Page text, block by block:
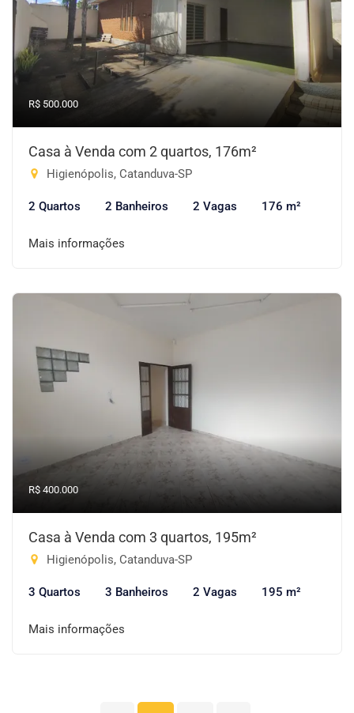
R$ 500.000
Casa à Venda com 2 quartos, 176m²
Higienópolis, Catanduva-SP
2 Quartos 2 Banheiros 2 Vagas 176 m²
Mais informações
R$ 400.000
Casa à Venda com 3 quartos, 195m²
Higienópolis, Catanduva-SP
3 Quartos 3 Banheiros 2 Vagas 195 m²
Mais informações